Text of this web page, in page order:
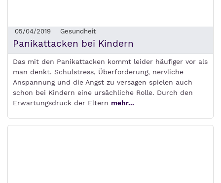
05/04/2019 Gesundheit
Panikattacken bei Kindern
Das mit den Panikattacken kommt leider häufiger vor als
man denkt. Schulstress, Überforderung, nervliche
Anspannung und die Angst zu versagen spielen auch
schon bei Kindern eine ursächliche Rolle. Durch den
Erwartungsdruck der Eltern mehr...